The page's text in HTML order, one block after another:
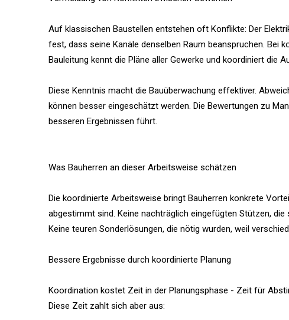
Auf klassischen Baustellen entstehen oft Konflikte: Der
fest, dass seine Kanäle denselben Raum beanspruchen. Bei
Bauleitung kennt die Pläne aller Gewerke und koordiniert die
Diese Kenntnis macht die Bauüberwachung effektiver.
können besser eingeschätzt werden. Die Bewertungen zu
besseren Ergebnissen führt.
Was Bauherren an dieser Arbeitsweise schätzen
Die koordinierte Arbeitsweise bringt Bauherren konkrete
abgestimmt sind. Keine nachträglich eingefügten Stützen,
Keine teuren Sonderlösungen, die nötig wurden, weil
Bessere Ergebnisse durch koordinierte Planung
Koordination kostet Zeit in der Planungsphase - Zeit für
Diese Zeit zahlt sich aber aus: